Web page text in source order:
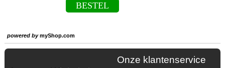
BESTEL
powered bymyShop.com
Onze klantenservice